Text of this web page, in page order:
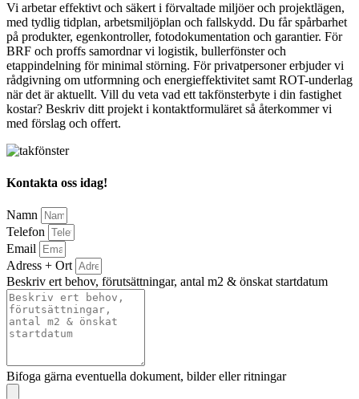
Vi arbetar effektivt och säkert i förvaltade miljöer och projektlägen,
med tydlig tidplan, arbetsmiljöplan och fallskydd. Du får spårbarhet
på produkter, egenkontroller, fotodokumentation och garantier. För
BRF och proffs samordnar vi logistik, bullerfönster och
etappindelning för minimal störning. För privatpersoner erbjuder vi
rådgivning om utformning och energieffektivitet samt ROT-underlag
när det är aktuellt. Vill du veta vad ett takfönsterbyte i din fastighet
kostar? Beskriv ditt projekt i kontaktformuläret så återkommer vi
med förslag och offert.
Kontakta oss idag!
Namn
Telefon
Email
Adress + Ort
Beskriv ert behov, förutsättningar, antal m2 & önskat startdatum
Bifoga gärna eventuella dokument, bilder eller ritningar